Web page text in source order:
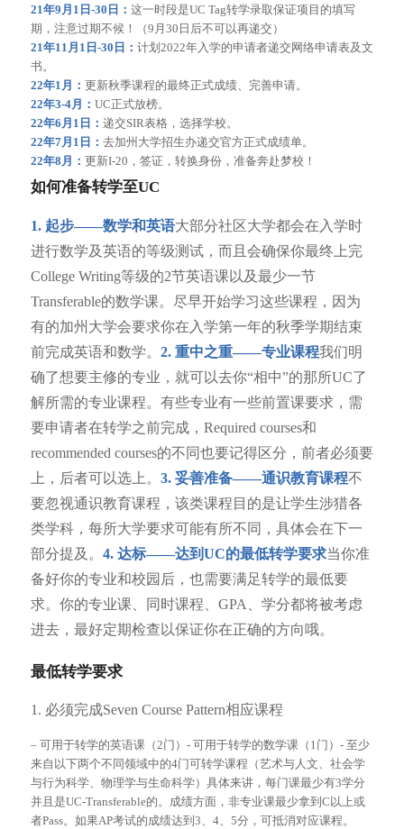
21年9月1日-30日： 这一时段是UC Tag转学录取保证项目的填写
期，注意过期不候！（9月30日后不可以再递交）
21年11月1日-30日： 计划2022年入学的申请者递交网络申请表及文
书。
22年1月： 更新秋季课程的最终正式成绩、完善申请。
22年3-4月： UC正式放榜。
22年6月1日： 递交SIR表格，选择学校。
22年7月1日： 去加州大学招生办递交官方正式成绩单。
22年8月： 更新I-20，签证，转换身份，准备奔赴梦校！
如何准备转学至UC
1. 起步——数学和英语大部分社区大学都会在入学时
进行数学及英语的等级测试，而且会确保你最终上完
College Writing等级的2节英语课以及最少一节
Transferable的数学课。尽早开始学习这些课程，因为
有的加州大学会要求你在入学第一年的秋季学期结束
前完成英语和数学。 2. 重中之重——专业课程我们明
确了想要主修的专业，就可以去你“相中”的那所UC了
解所需的专业课程。有些专业有一些前置课要求，需
要申请者在转学之前完成，Required courses和
recommended courses的不同也要记得区分，前者必须要
上，后者可以选上。 3. 妥善准备——通识教育课程不
要忽视通识教育课程，该类课程目的是让学生涉猎各
类学科，每所大学要求可能有所不同，具体会在下一
部分提及。 4. 达标——达到UC的最低转学要求当你准
备好你的专业和校园后，也需要满足转学的最低要
求。你的专业课、同时课程、GPA、学分都将被考虑
进去，最好定期检查以保证你在正确的方向哦。
最低转学要求
1. 必须完成Seven Course Pattern相应课程
– 可用于转学的英语课（2门）- 可用于转学的数学课（1门）- 至少
来自以下两个不同领域中的4门可转学课程（艺术与人文、社会学
与行为科学、物理学与生命科学）具体来讲，每门课最少有3学分
并且是UC-Transferable的。成绩方面，非专业课最少拿到C以上或
者Pass。如果AP考试的成绩达到3、4、5分，可抵消对应课程。